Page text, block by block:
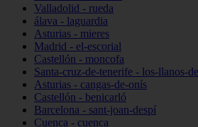
Valladolid - rueda
álava - laguardia
Asturias - mieres
Madrid - el-escorial
Castellón - moncofa
Santa-cruz-de-tenerife - los-llanos-
Asturias - cangas-de-onís
Castellón - benicarló
Barcelona - sant-joan-despí
Cuenca - cuenca